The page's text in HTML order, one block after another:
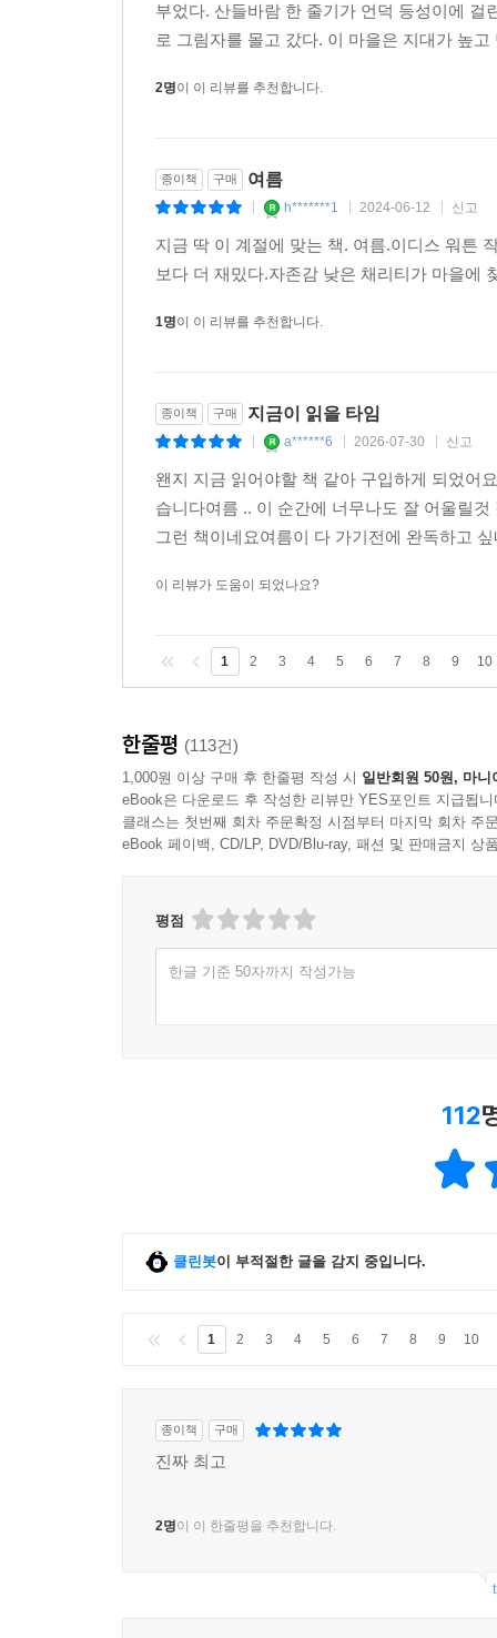
부었다. 산들바람 한 줄기가 언덕 등성이에
로 그림자를 몰고 갔다. 이 마을은 지대가 높
2명이 이 리뷰를 추천합니다.
종이책 구매 여름
h*******1 2024-06-12 신고
지금 딱 이 계절에 맞는 책. 여름.이디스 워튼
보다 더 재밌다.자존감 낮은 채리티가 마을에
1명이 이 리뷰를 추천합니다.
종이책 구매 지금이 읽을 타임
a******6 2026-07-30 신고
왠지 지금 읽어야할 책 같아 구입하게 되었어
습니다여름 .. 이 순간에 너무나도 잘 어울릴
그런 책이네요여름이 다 가기전에 완독하고
이 리뷰가 도움이 되었나요?
1 2 3 4 5 6 7 8 9 10
한줄평 (113건)
1,000원 이상 구매 후 한줄평 작성 시 일반회원 50원, 마니
eBook은 다운로드 후 작성한 리뷰만 YES포인트 지급됩니
클래스는 첫번째 회차 주문확정 시점부터 마지막 회차 주
eBook 페이백, CD/LP, DVD/Blu-ray, 패션 및 판매금지 상
평점
한글 기준 50자까지 작성가능
112
클린봇이 부적절한 글을 감지 중입니다.
1 2 3 4 5 6 7 8 9 10
종이책 구매
진짜 최고
2명이 이 한줄평을 추천합니다.